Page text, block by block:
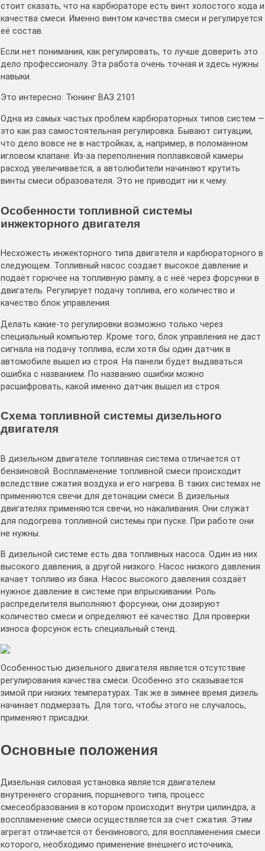
стоит сказать, что на карбюраторе есть винт холостого хода и
качества смеси. Именно винтом качества смеси и регулируется
её состав.
Если нет понимания, как регулировать, то лучше доверить это
дело профессионалу. Эта работа очень точная и здесь нужны
навыки.
Это интересно: Тюнинг ВАЗ 2101
Одна из самых частых проблем карбюраторных типов систем —
это как раз самостоятельная регулировка. Бывают ситуации,
что дело вовсе не в настройках, а, например, в поломанном
игловом клапане. Из-за переполнения поплавковой камеры
расход увеличивается, а автолюбители начинают крутить
винты смеси образователя. Это не приводит ни к чему.
Особенности топливной системы
инжекторного двигателя
Несхожесть инжекторного типа двигателя и карбюраторного в
следующем. Топливный насос создает высокое давление и
подаёт горючее на топливную рампу, а с неё через форсунки в
двигатель. Регулирует подачу топлива, его количество и
качество блок управления.
Делать какие-то регулировки возможно только через
специальный компьютер. Кроме того, блок управления не даст
сигнала на подачу топлива, если хотя бы один датчик в
автомобиле вышел из строя. На панели будет выдаваться
ошибка с названием. По названию ошибки можно
расшифровать, какой именно датчик вышел из строя.
Схема топливной системы дизельного
двигателя
В дизельном двигателе топливная система отличается от
бензиновой. Воспламенение топливной смеси происходит
вследствие сжатия воздуха и его нагрева. В таких системах не
применяются свечи для детонации смеси. В дизельных
двигателях применяются свечи, но накаливания. Они служат
для подогрева топливной системы при пуске. При работе они
не нужны.
В дизельной системе есть два топливных насоса. Один из них
высокого давления, а другой низкого. Насос низкого давления
качает топливо из бака. Насос высокого давления создаёт
нужное давление в системе при впрыскивании. Роль
распределителя выполняют форсунки, они дозируют
количество смеси и определяют её качество. Для проверки
износа форсунок есть специальный стенд.
Особенностью дизельного двигателя является отсутствие
регулирования качества смеси. Особенно это сказывается
зимой при низких температурах. Так же в зимнее время дизель
начинает подмерзать. Для того, чтобы этого не случалось,
применяют присадки.
Основные положения
Дизельная силовая установка является двигателем
внутреннего сгорания, поршневого типа, процесс
смесеобразования в котором происходит внутри цилиндра, а
воспламенение смеси осуществляется за счет сжатия. Этим
агрегат отличается от бензинового, для воспламенения смеси
которого, необходимо применение внешнего источника,